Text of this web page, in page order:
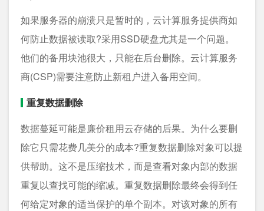
如果服务器的崩溃只是暂时的，云计算服务提供商如
何防止数据被读取?采用SSD硬盘尤其是一个问题。
他们的备用块池很大，只能在后台删除。云计算服务
商(CSP)需要注意防止新租户进入备用空间。
重复数据删除
数据蔓延可能是廉价租用云存储的后果。为什么要删
除它只需花费几美分的成本?重复数据删除对象可以提
供帮助。这不是压缩技术，而是查看对象内部的数据
重复以查找可能的缩减。重复数据删除最终会得到任
何给定对象的适当保护的单个副本。对该对象的所有